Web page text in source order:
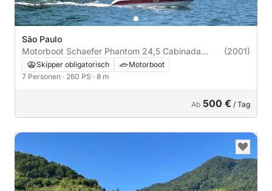
São Paulo
Motorboot Schaefer Phantom 24,5 Cabinada
260PS
(2001)
Skipper obligatorisch
Motorboot
7 Personen · 260 PS · 8 m
Ab 500 € / Tag